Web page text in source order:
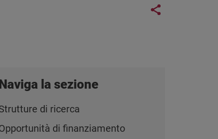
Links
Share button
la sezione
di ricerca
di finanziamento